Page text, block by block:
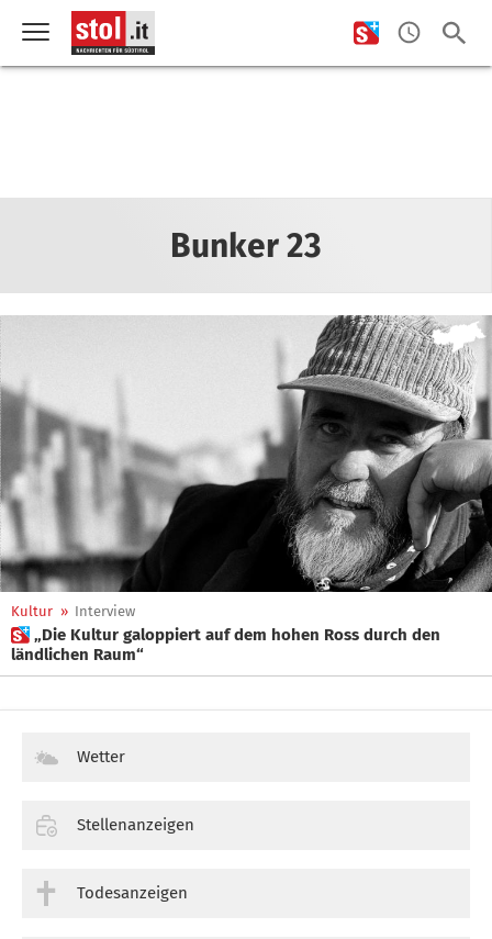
Bunker 23
Kultur » Interview
 „Die Kultur galoppiert auf dem hohen Ross durch den
ländlichen Raum“
Wetter
Stellenanzeigen
Todesanzeigen